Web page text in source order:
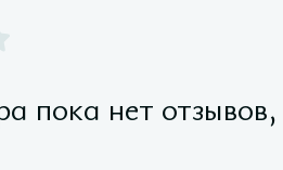
пока нет